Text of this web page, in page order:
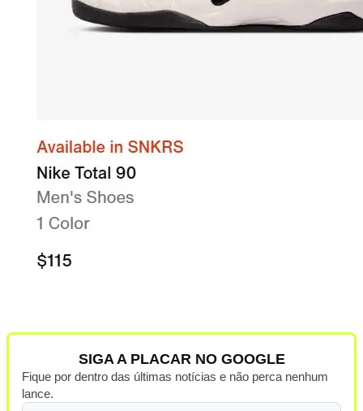
SIGA A PLACAR NO GOOGLE
Fique por dentro das últimas notícias e não perca nenhum
lance.